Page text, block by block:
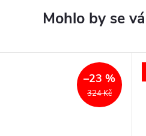
324 Kč
–23 %